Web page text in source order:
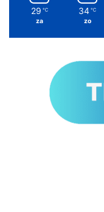
29 ℃
za
34 ℃
zo